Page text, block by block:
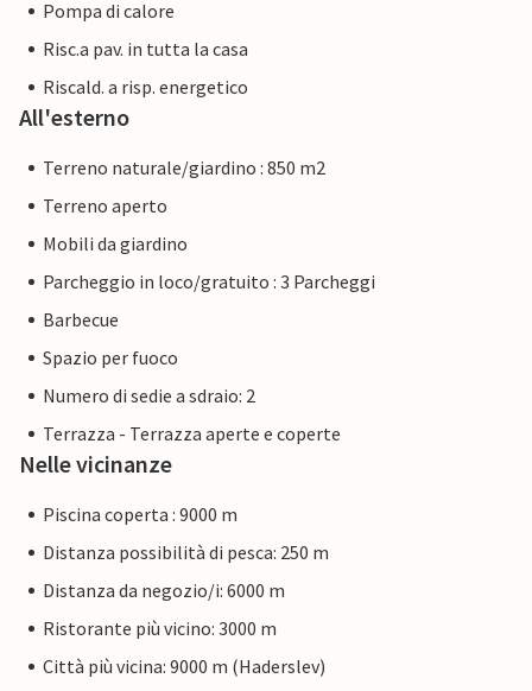
Pompa di calore
Risc.a pav. in tutta la casa
Riscald. a risp. energetico
All'esterno
Terreno naturale/giardino : 850 m2
Terreno aperto
Mobili da giardino
Parcheggio in loco/gratuito : 3 Parcheggi
Barbecue
Spazio per fuoco
Numero di sedie a sdraio: 2
Terrazza - Terrazza aperte e coperte
Nelle vicinanze
Piscina coperta : 9000 m
Distanza possibilità di pesca: 250 m
Distanza da negozio/i: 6000 m
Ristorante più vicino: 3000 m
Città più vicina: 9000 m (Haderslev)